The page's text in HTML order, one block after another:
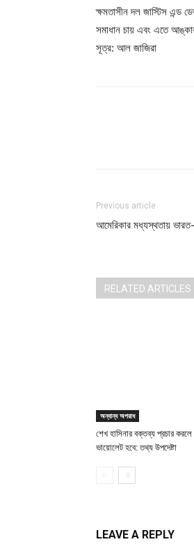
ক্ষমতাসীন দল জাস্টিস এন্ড
সমাধান চায় এবং এতে
সূত্র: আল জাজিরা
Previous article
আমেরিকার মধ্যস্থতায় ভারত-
RELATED ARTICLES
অন্যান্য অপরাধ
শেখ হাসিনার বক্তব্য প্রচার
ভায়োলেট হবে: তথ্য উপদেষ্টা
LEAVE A REPLY